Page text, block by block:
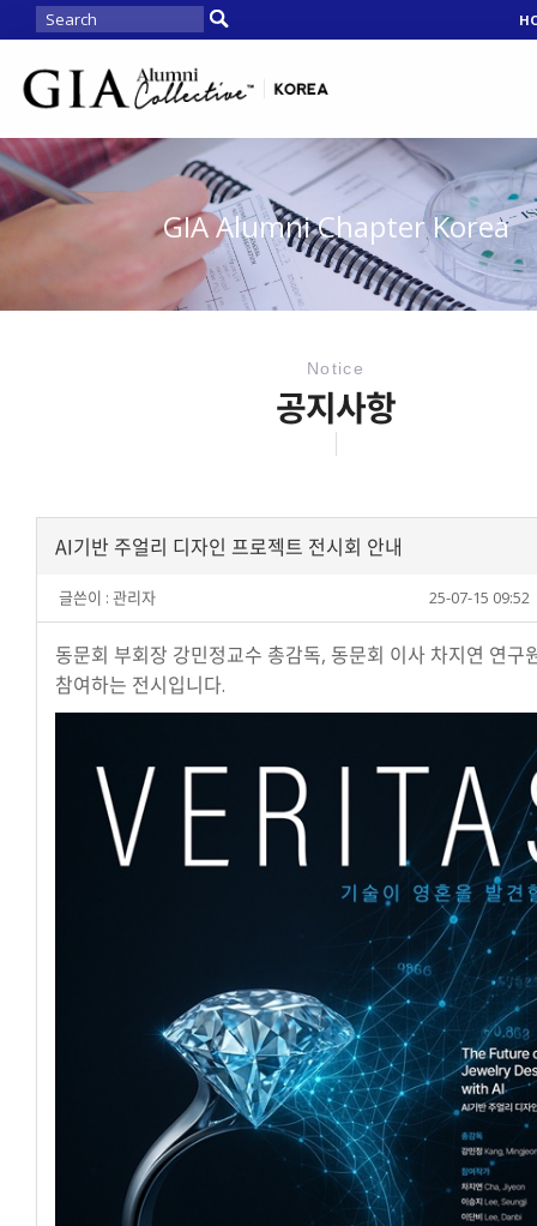
GIA Alumni Chapter Korea
Notice
공지사항
AI기반 주얼리 디자인 프로젝트 전시회 안내
글쓴이 : 관리자 25-07-15 09:52
동문회 부회장 강민정교수 총감독, 동문회 이사 차지연 연구
참여하는 전시입니다.